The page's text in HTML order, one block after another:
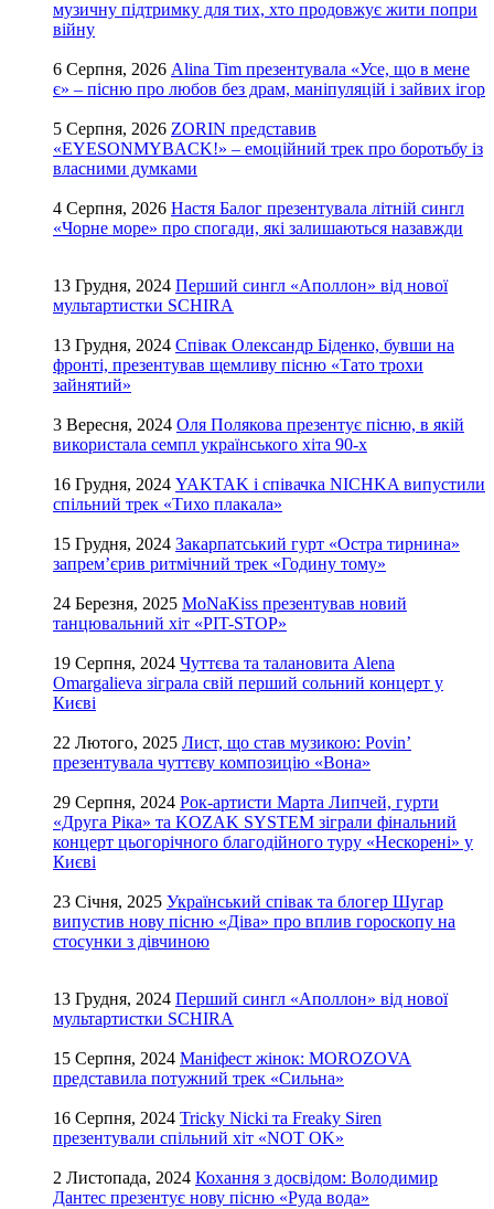
музичну підтримку для тих, хто продовжує жити попри
війну
6 Серпня, 2026 Alina Tim презентувала «Усе, що в мене
є» – пісню про любов без драм, маніпуляцій і зайвих ігор
5 Серпня, 2026 ZORIN представив
«EYESONMYBACK!» – емоційний трек про боротьбу із
власними думками
4 Серпня, 2026 Настя Балог презентувала літній сингл
«Чорне море» про спогади, які залишаються назавжди
13 Грудня, 2024 Перший сингл «Аполлон» від нової
мультартистки SCHIRA
13 Грудня, 2024 Співак Олександр Біденко, бувши на
фронті, презентував щемливу пісню «Тато трохи
зайнятий»
3 Вересня, 2024 Оля Полякова презентує пісню, в якій
використала семпл українського хіта 90-х
16 Грудня, 2024 YAKTAK і співачка NICHKA випустили
спільний трек «Тихо плакала»
15 Грудня, 2024 Закарпатський гурт «Остра тирнина»
запрем’єрив ритмічний трек «Годину тому»
24 Березня, 2025 MoNaKiss презентував новий
танцювальний хіт «PIT-STOP»
19 Серпня, 2024 Чуттєва та талановита Alena
Omargalieva зіграла свій перший сольний концерт у
Києві
22 Лютого, 2025 Лист, що став музикою: Povin’
презентувала чуттєву композицію «Вона»
29 Серпня, 2024 Рок-артисти Марта Липчей, гурти
«Друга Ріка» та KOZAK SYSTEM зіграли фінальний
концерт цьогорічного благодійного туру «Нескорені» у
Києві
23 Січня, 2025 Український співак та блогер Шугар
випустив нову пісню «Діва» про вплив гороскопу на
стосунки з дівчиною
13 Грудня, 2024 Перший сингл «Аполлон» від нової
мультартистки SCHIRA
15 Серпня, 2024 Маніфест жінок: MOROZOVA
представила потужний трек «Сильна»
16 Серпня, 2024 Tricky Nicki та Freaky Siren
презентували спільний хіт «NOT OK»
2 Листопада, 2024 Кохання з досвідом: Володимир
Дантес презентує нову пісню «Руда вода»